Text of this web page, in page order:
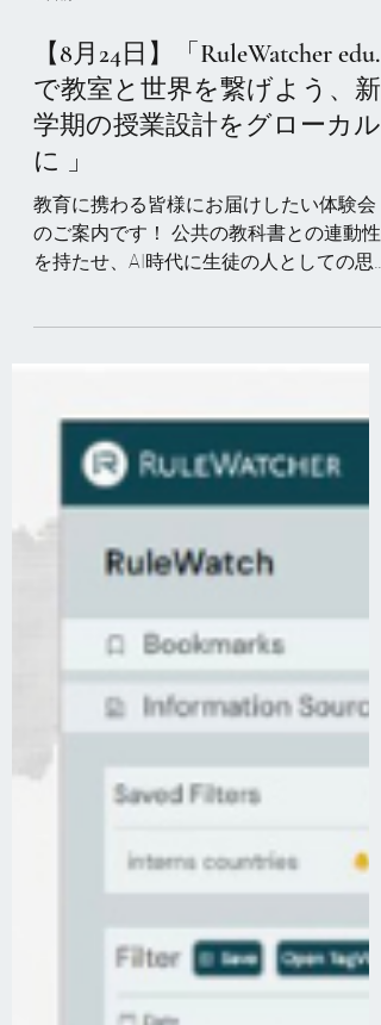
【8月24日】「RuleWatcher edu.
で教室と世界を繋げよう、新
学期の授業設計をグローカル
を持たせ、AI時代に生徒の人としての思
考力を養うなど高校生の学びを念頭に置
いたRuleWatcher edu.は間もなく機能強化
アップデートを予定しています。 教科書
から得られる学びに加えて、「今世界で
起きていること」をハームレスな発信者
直接の情報源から得るためのデータベー
るRuleWatcher edu.を使って、高等学校で
実際にどう授業が実施されたかや、生徒
の夏休みの経験を世界と接続してもらう
ような実践イメージを共有いたします。
に活きる世界の一次情報活用のレシピを
お伝えします。 ◇コンテンツ 高等学校で
介記事） 夏休みの体験×社会課題 edu.を
使った情報探索体験 ほか 実施日程｜８月
２４日（月）１５：００－１６：００ 場
所｜zoom 参加方法｜こちらのフォームか
らご登録ください。 ※RuleWatcherユーザ
ー限定のご案内のため、ユーザー登録